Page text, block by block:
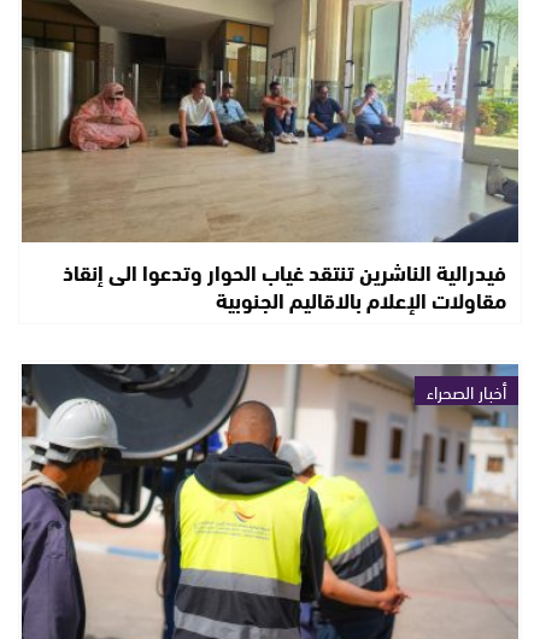
فيدرالية الناشرين تنتقد غياب الحوار وتدعوا الى إنقاذ
مقاولات الإعلام بالاقاليم الجنوبية
أخبار الصحراء